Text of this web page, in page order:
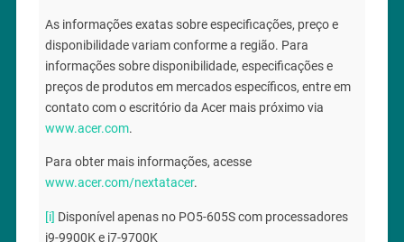
As informações exatas sobre especificações, preço e
disponibilidade variam conforme a região. Para
informações sobre disponibilidade, especificações e
preços de produtos em mercados específicos, entre em
contato com o escritório da Acer mais próximo via
www.acer.com.
Para obter mais informações, acesse
www.acer.com/nextatacer.
[i] Disponível apenas no PO5-605S com processadores
i9-9900K e i7-9700K